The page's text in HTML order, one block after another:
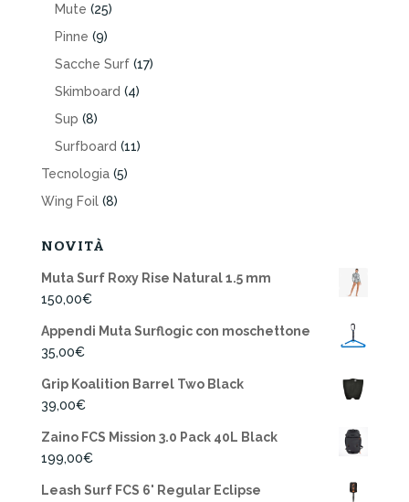
Mute (25)
Pinne (9)
Sacche Surf (17)
Skimboard (4)
Sup (8)
Surfboard (11)
Tecnologia (5)
Wing Foil (8)
NOVITÀ
Muta Surf Roxy Rise Natural 1.5 mm
150,00€
Appendi Muta Surflogic con moschettone
35,00€
Grip Koalition Barrel Two Black
39,00€
Zaino FCS Mission 3.0 Pack 40L Black
199,00€
Leash Surf FCS 6' Regular Eclipse